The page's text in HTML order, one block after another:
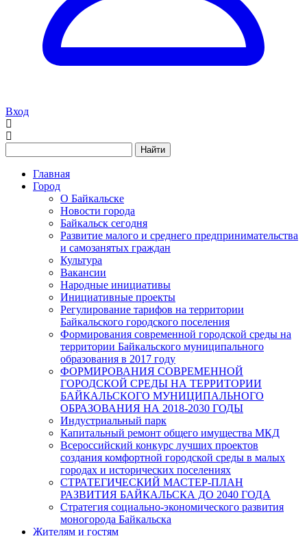
Вход
Найти
Главная
Город
О Байкальске
Новости города
Байкальск сегодня
Развитие малого и среднего предпринимательства
и самозанятых граждан
Культура
Вакансии
Народные инициативы
Инициативные проекты
Регулирование тарифов на территории
Байкальского городского поселения
Формирования современной городской среды на
территории Байкальского муниципального
образования в 2017 году
ФОРМИРОВАНИЯ СОВРЕМЕННОЙ
ГОРОДСКОЙ СРЕДЫ НА ТЕРРИТОРИИ
БАЙКАЛЬСКОГО МУНИЦИПАЛЬНОГО
ОБРАЗОВАНИЯ НА 2018-2030 ГОДЫ
Индустриальный парк
Капитальный ремонт общего имущества МКД
Всероссийский конкурс лучших проектов
создания комфортной городской среды в малых
городах и исторических поселениях
СТРАТЕГИЧЕСКИЙ МАСТЕР-ПЛАН
РАЗВИТИЯ БАЙКАЛЬСКА ДО 2040 ГОДА
Стратегия социально-экономического развития
моногорода Байкальска
Жителям и гостям